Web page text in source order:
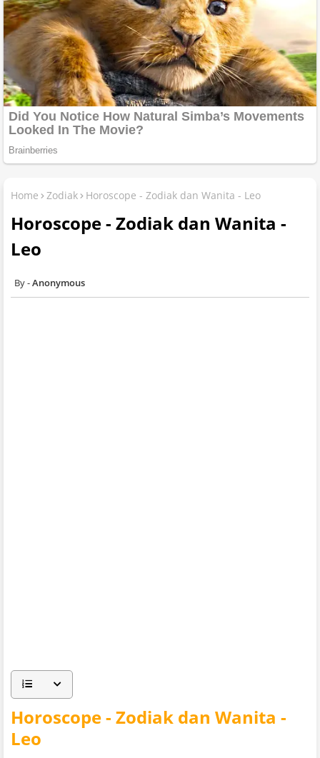
Home Zodiak Horoscope - Zodiak dan Wanita - Leo
Horoscope - Zodiak dan Wanita -
Leo
Anonymous
Horoscope - Zodiak dan Wanita -
Leo